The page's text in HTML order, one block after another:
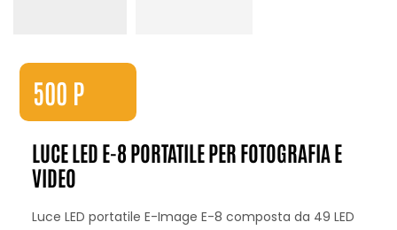
500 P
LUCE LED E-8 PORTATILE PER FOTOGRAFIA E
VIDEO
Luce LED portatile E-Image E-8 composta da 49 LED